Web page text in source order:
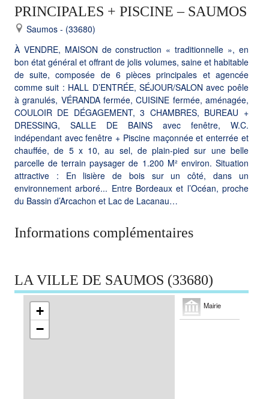
PRINCIPALES + PISCINE – SAUMOS
Saumos - (33680)
À VENDRE, MAISON de construction « traditionnelle », en
bon état général et offrant de jolis volumes, saine et habitable
de suite, composée de 6 pièces principales et agencée
comme suit : HALL D’ENTRÉE, SÉJOUR/SALON avec poêle
à granulés, VÉRANDA fermée, CUISINE fermée, aménagée,
COULOIR DE DÉGAGEMENT, 3 CHAMBRES, BUREAU +
DRESSING, SALLE DE BAINS avec fenêtre, W.C.
indépendant avec fenêtre + Piscine maçonnée et enterrée et
chauffée, de 5 x 10, au sel, de plain-pied sur une belle
parcelle de terrain paysager de 1.200 M² environ. Situation
attractive : En lisière de bois sur un côté, dans un
environnement arboré... Entre Bordeaux et l’Océan, proche
du Bassin d’Arcachon et Lac de Lacanau…
Informations complémentaires
LA VILLE DE SAUMOS (33680)
+
−
Mairie